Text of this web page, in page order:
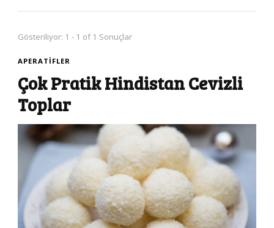
Gösteriliyor: 1 - 1 of 1 Sonuçlar
APERATIFLER
Çok Pratik Hindistan Cevizli
Toplar